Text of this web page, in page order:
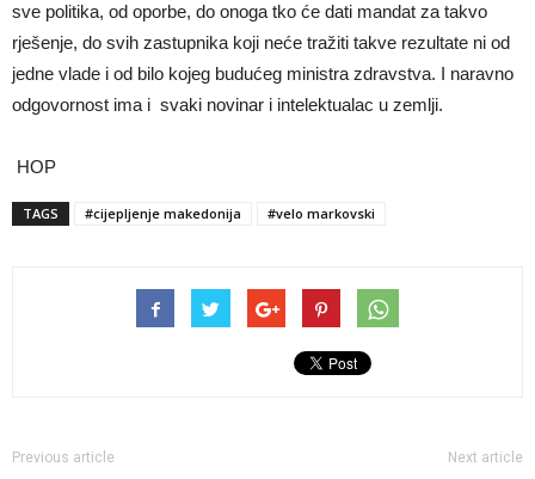
sve politika, od oporbe, do onoga tko će dati mandat za takvo
rješenje, do svih zastupnika koji neće tražiti takve rezultate ni od
jedne vlade i od bilo kojeg budućeg ministra zdravstva. I naravno
odgovornost ima i svaki novinar i intelektualac u zemlji.
HOP
TAGS #cijepljenje makedonija #velo markovski
Previous article Next article